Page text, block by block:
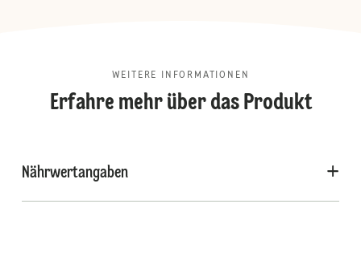
WEITERE INFORMATIONEN
Erfahre mehr über das Produkt
Nährwertangaben